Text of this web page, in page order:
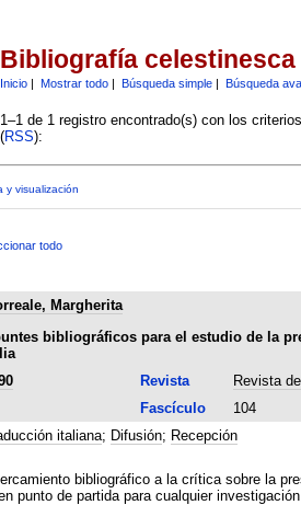
Bibliografía celestinesca
Inicio| Mostrar todo| Búsqueda simple| Búsqueda
1–1 de 1 registro encontrado(s) con los
(RSS):
y visualización
todo
Margherita
bibliográficos para el estudio de la
Revista
Revista
Fascículo
104
italiana; Difusión; Recepción
bibliográfico a la crítica sobre la
punto de partida para cualquier